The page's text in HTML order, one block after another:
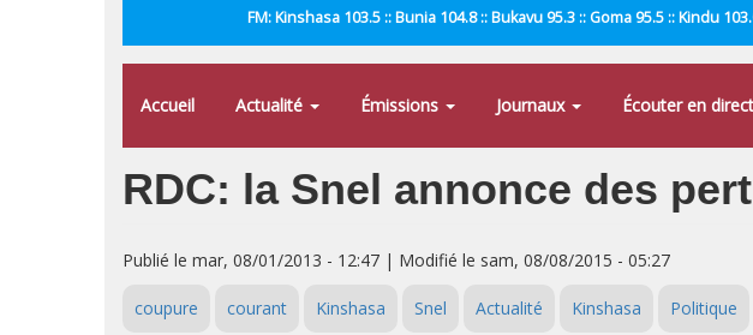
FM: Kinshasa 103.5 :: Bunia 104.8 :: Bukavu 95.3 :: Goma 95.5 :: Kindu
Accueil Actualité Émissions Journaux Écouter en direct
RDC: la Snel annonce des
Publié le mar, 08/01/2013 - 12:47 | Modifié le sam, 08/08/2015 - 05:27
coupure courant Kinshasa Snel Actualité Kinshasa Politique